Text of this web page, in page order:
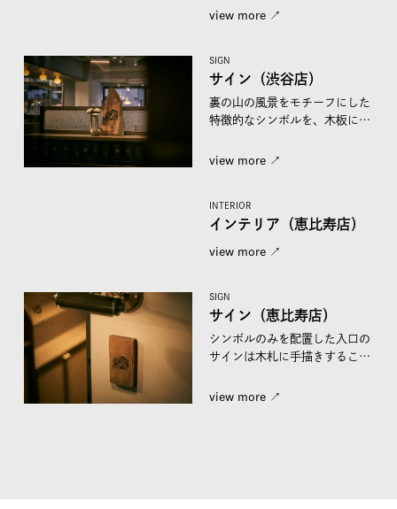
する中で集めた食器や花器、置
view more ↗︎
SIGN
サイン（渋谷店）
裏の山の風景をモチーフにした
特徴的なシンボルを、木板に直
レ...
view more ↗︎
INTERIOR
インテリア（恵比寿店）
view more ↗︎
SIGN
サイン（恵比寿店）
シンボルのみを配置した入口の
サインは木札に手描きすること
の...
view more ↗︎